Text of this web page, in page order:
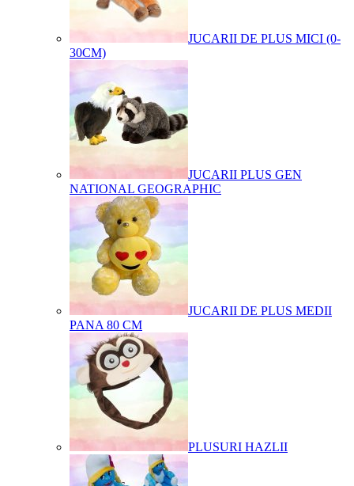
JUCARII DE PLUS MICI (0-
30CM)
JUCARII PLUS GEN
NATIONAL GEOGRAPHIC
JUCARII DE PLUS MEDII
PANA 80 CM
PLUSURI HAZLII